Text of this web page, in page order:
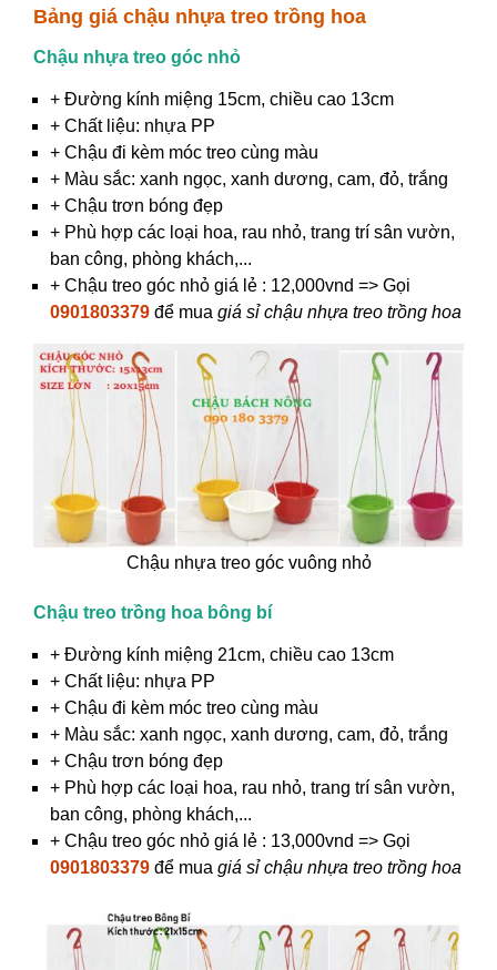
Bảng giá chậu nhựa treo trồng hoa
Chậu nhựa treo góc nhỏ
+ Đường kính miệng 15cm, chiều cao 13cm
+ Chất liệu: nhựa PP
+ Chậu đi kèm móc treo cùng màu
+ Màu sắc: xanh ngọc, xanh dương, cam, đỏ, trắng
+ Chậu trơn bóng đẹp
+ Phù hợp các loại hoa, rau nhỏ, trang trí sân vườn,
ban công, phòng khách,...
+ Chậu treo góc nhỏ giá lẻ : 12,000vnd => Gọi
0901803379 để mua giá sỉ chậu nhựa treo trồng hoa
Chậu nhựa treo góc vuông nhỏ
Chậu treo trồng hoa bông bí
+ Đường kính miệng 21cm, chiều cao 13cm
+ Chất liệu: nhựa PP
+ Chậu đi kèm móc treo cùng màu
+ Màu sắc: xanh ngọc, xanh dương, cam, đỏ, trắng
+ Chậu trơn bóng đẹp
+ Phù hợp các loại hoa, rau nhỏ, trang trí sân vườn,
ban công, phòng khách,...
+ Chậu treo góc nhỏ giá lẻ : 13,000vnd => Gọi
0901803379 để mua giá sỉ chậu nhựa treo trồng hoa